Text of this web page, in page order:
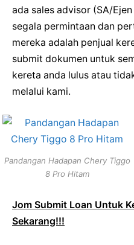
ada sales advisor (SA/
segala permintaan dan
mereka adalah penjual
submit dokumen untuk
kereta anda lulus atau
melalui kami.
Pandangan Hadapan Chery Tiggo
8 Pro Hitam
Jom Submit Loan Untuk
Sekarang!!!